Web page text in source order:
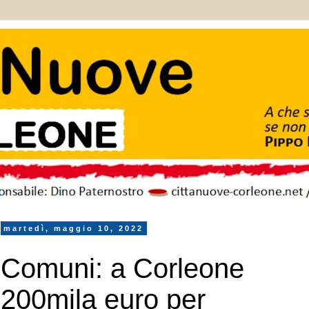
martedì, maggio 10, 2022
Comuni: a Corleone
200mila euro per